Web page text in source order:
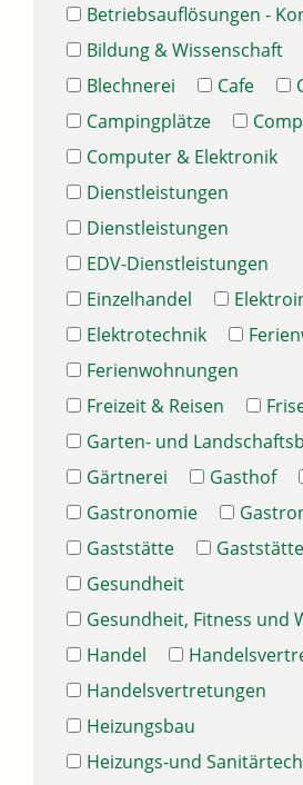
Betriebsauflösungen -
Bildung & Wissenschaft
Blechnerei
Cafe
Campingplätze
Computer & Elektronik
Dienstleistungen
Dienstleistungen
EDV-Dienstleistungen
Einzelhandel
Elektrotechnik
Ferienwohnungen
Freizeit & Reisen
Garten- und
Gärtnerei
Gasthof
Gastronomie
Gaststätte
Gaststätte
Gesundheit
Gesundheit, Fitness und
Handel
Handelsvertretungen
Heizungsbau
Heizungs-und